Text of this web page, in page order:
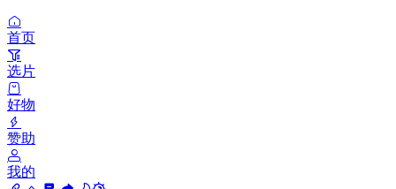
首页
选片
好物
赞助
我的